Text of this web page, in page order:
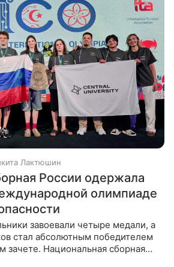
Лактюшин
России одержала
олимпиаде
завоевали четыре медали, а
стал абсолютным победителем
зачете. Национальная сборная